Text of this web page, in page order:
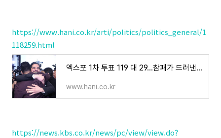
https://www.hani.co.kr/arti/politics/politics_general/1
118259.html
엑스포 1차 투표 119 대 29…참패가 드러낸 ‘윤 정부 외교력’
www.hani.co.kr
https://news.kbs.co.kr/news/pc/view/view.do?